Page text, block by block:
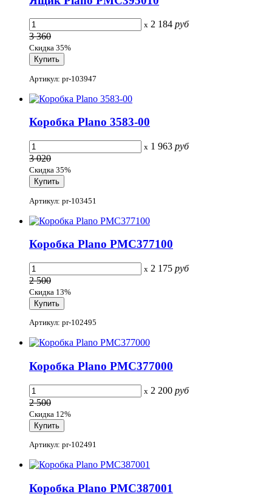
x 2 184 руб
3 360
Скидка 35%
Артикул: pr-103947
Коробка Plano 3583-00
x 1 963 руб
3 020
Скидка 35%
Артикул: pr-103451
Коробка Plano PMC377100
x 2 175 руб
2 500
Скидка 13%
Артикул: pr-102495
Коробка Plano PMC377000
x 2 200 руб
2 500
Скидка 12%
Артикул: pr-102491
Коробка Plano PMC387001